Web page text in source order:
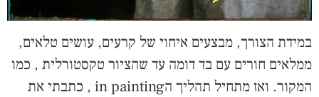
במידת הצורך, מבצעים איחוי של קרעים, עושים טלאים,
ממלאים חורים עם בד דומה עד שהציור טקסטורלית , כמו
המקור. ואז מתחיל תהליך הin painting , כתבתי את